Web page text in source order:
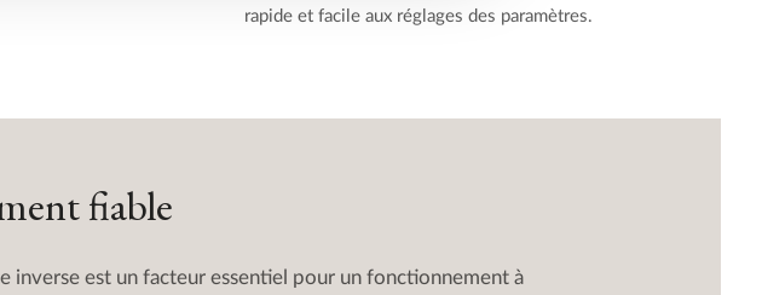
rapide et facile aux réglages des paramètres.
fiable
est un facteur essentiel pour un fonctionnement à